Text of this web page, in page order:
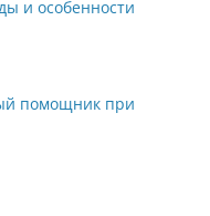
и особенности
помощник при